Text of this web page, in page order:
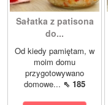
Sałatka z patisona
do...
Od kiedy pamiętam, w
moim domu
przygotowywano
domowe... ⇖ 185